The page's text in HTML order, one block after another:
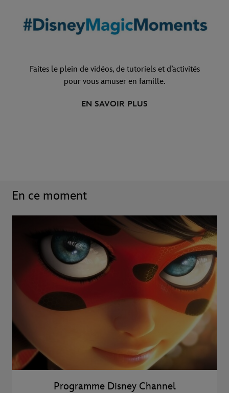
Faites le plein de vidéos, de tutoriels et d’activités
pour vous amuser en famille.
EN SAVOIR PLUS
En ce moment
Programme Disney Channel